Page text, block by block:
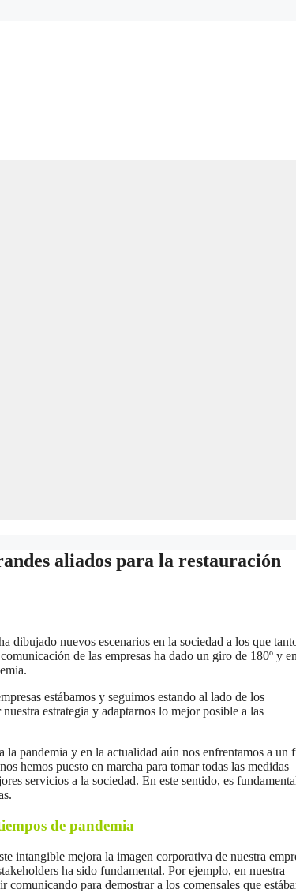
aliados para la restauración
nuevos escenarios en la sociedad a los que
de las empresas ha dado un giro de 180º y
estábamos y seguimos estando al lado de los
estrategia y adaptarnos lo mejor posible a las
pandemia y en la actualidad aún nos enfrentamos a un
hemos puesto en marcha para tomar todas las medidas
servicios a la sociedad. En este sentido, es
de pandemia
intangible mejora la imagen corporativa de nuestra
ha sido fundamental. Por ejemplo, en nuestra
para demostrar a los comensales que